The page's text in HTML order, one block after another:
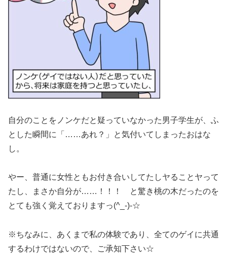
自分のことをノンケだと疑っていなかった男子学生が、ふ
とした瞬間に「……あれ？」と気付いてしまったおはな
し。
やー、普通に女性ともお付き合いしてたしヤることヤって
たし、まさか自分が……！！！ と驚き桃の木だったのを
とても強く覚えておりますっ(^_-)-☆
※ちなみに、あくまで私の体験であり、全てのゲイに共通
するわけではないので、ご承知下さい☆